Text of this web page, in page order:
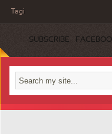
Tagi
SUBSCRIBE